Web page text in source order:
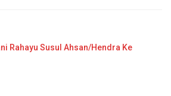
Rahayu Susul Ahsan/Hendra Ke